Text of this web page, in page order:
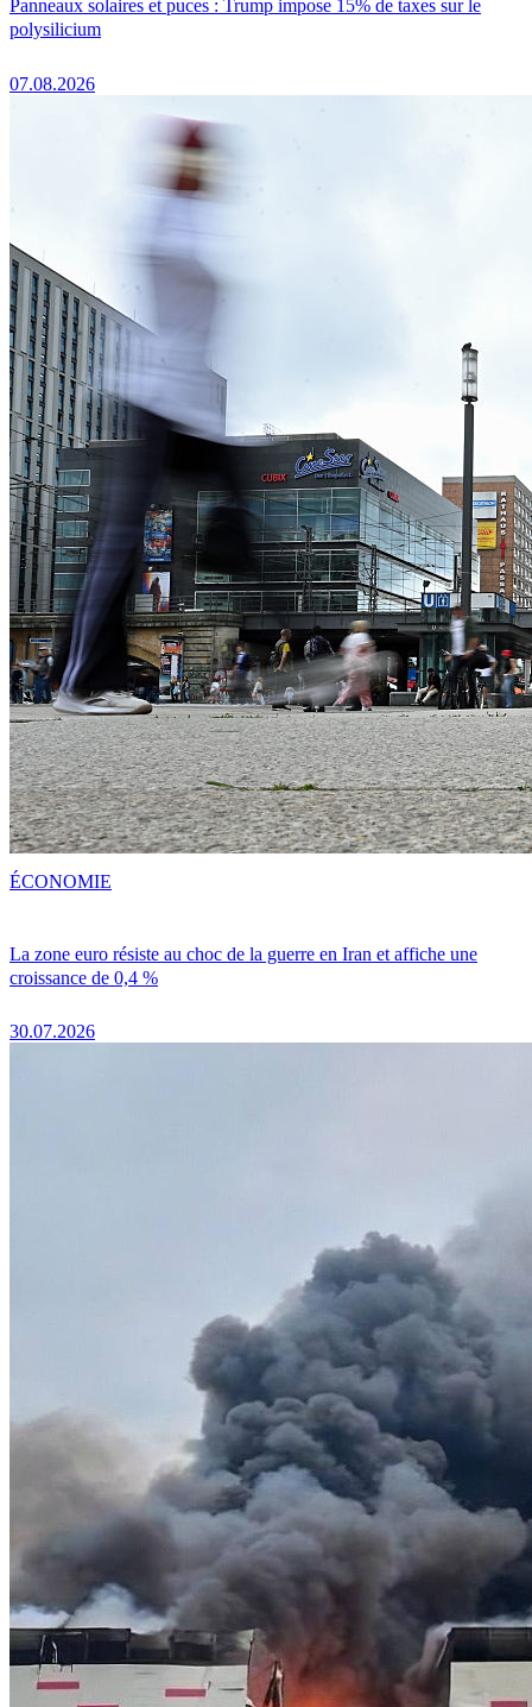
Panneaux solaires et puces : Trump impose 15% de taxes sur le
polysilicium
07.08.2026
La zone euro résiste au choc de la guerre en Iran et affiche une
croissance de 0,4 %
30.07.2026
ÉCONOMIE